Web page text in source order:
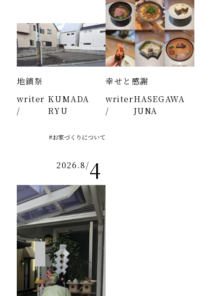
地鎮祭
writer
/
KUMADA
RYU
幸せと感謝
writer
/
HASEGAWA
JUNA
2026.8/4
#お家づくりについて